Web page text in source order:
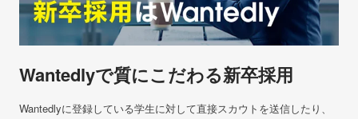
Wantedlyで質にこだわる新卒採用
Wantedlyに登録している学生に対して直接スカウトを送信したり、